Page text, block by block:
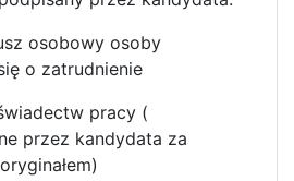
osobowy osoby
o zatrudnienie
pracy (
przez kandydata za